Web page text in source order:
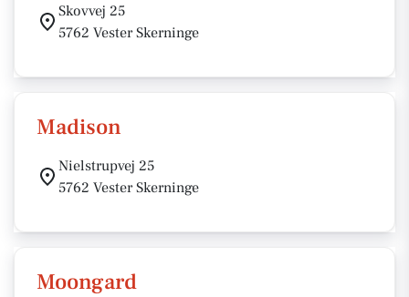
Skovvej 25
5762 Vester Skerninge
Madison
Nielstrupvej 25
5762 Vester Skerninge
Moongard